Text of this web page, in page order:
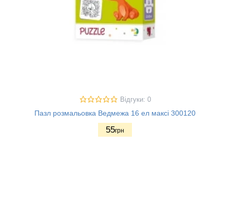
Відгуки: 0
Пазл розмальовка Ведмежа 16 ел максі 300120
55грн